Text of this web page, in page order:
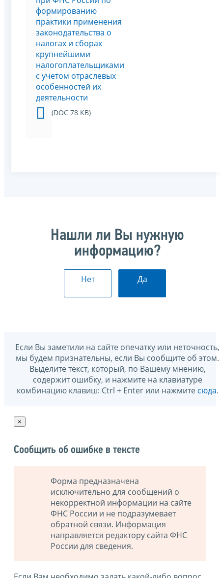
формированию
практики применения
законодательства о
налогах и сборах
крупнейшими
налогоплательщиками
с учетом отраслевых
особенностей их
деятельности
(DOC 78 KB)
Нашли ли Вы нужную
информацию?
Нет Да
Если Вы заметили на сайте опечатку или неточность,
мы будем признательны, если Вы сообщите об этом.
Выделите текст, который, по Вашему мнению,
содержит ошибку, и нажмите на клавиатуре
комбинацию клавиш: Ctrl + Enter или нажмите сюда.
×
Сообщить об ошибке в тексте
Форма предназначена
исключительно для сообщений о
некорректной информации на сайте
ФНС России и не подразумевает
обратной связи. Информация
направляется редактору сайта ФНС
России для сведения.